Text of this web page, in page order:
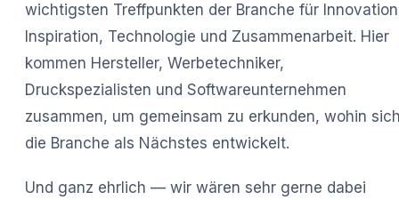
wichtigsten Treffpunkten der Branche für
Inspiration, Technologie und Zusammenarbeit. Hier
kommen Hersteller, Werbetechniker,
Druckspezialisten und Softwareunternehmen
zusammen, um gemeinsam zu erkunden, wohin
die Branche als Nächstes entwickelt.
Und ganz ehrlich — wir wären sehr gerne dabei